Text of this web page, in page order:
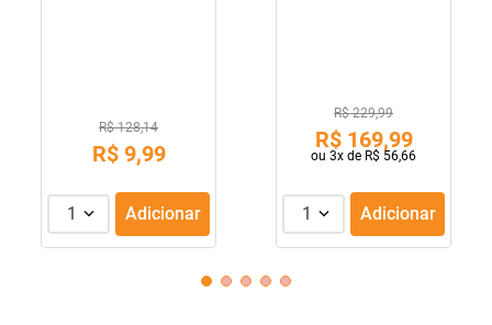
R$ 128,14
R$ 9,99
1 Adicionar
R$ 229,99
R$ 169,99
ou 3x de R$ 56,66
1 Adicionar